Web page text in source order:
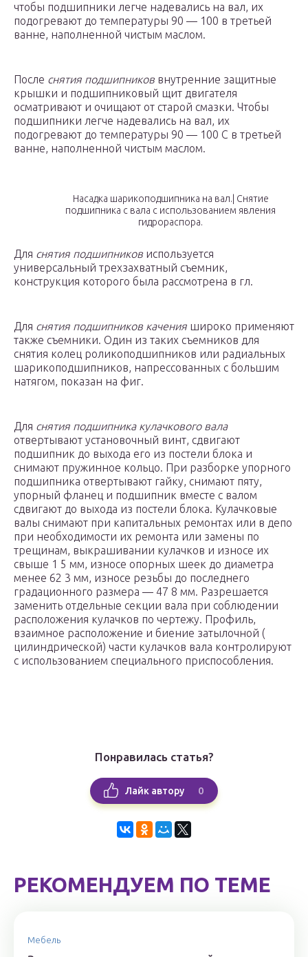
чтобы подшипники легче надевались на вал, их
подогревают до температуры 90 — 100 в третьей
ванне, наполненной чистым маслом.
После снятия подшипников внутренние защитные
крышки и подшипниковый щит двигателя
осматривают и очищают от старой смазки. Чтобы
подшипники легче надевались на вал, их
подогревают до температуры 90 — 100 С в третьей
ванне, наполненной чистым маслом.
Насадка шарикоподшипника на вал.| Снятие
подшипника с вала с использованием явления
гидрораспора.
Для снятия подшипников используется
универсальный трехзахватный съемник,
конструкция которого была рассмотрена в гл.
Для снятия подшипников качения широко применяют
также съемники. Один из таких съемников для
снятия колец роликоподшипников или радиальных
шарикоподшипников, напрессованных с большим
натягом, показан на фиг.
Для снятия подшипника кулачкового вала
отвертывают установочный винт, сдвигают
подшипник до выхода его из постели блока и
снимают пружинное кольцо. При разборке упорного
подшипника отвертывают гайку, снимают пяту,
упорный фланец и подшипник вместе с валом
сдвигают до выхода из постели блока. Кулачковые
валы снимают при капитальных ремонтах или в депо
при необходимости их ремонта или замены по
трещинам, выкрашивании кулачков и износе их
свыше 1 5 мм, износе опорных шеек до диаметра
менее 62 3 мм, износе резьбы до последнего
градационного размера — 47 8 мм. Разрешается
заменить отдельные секции вала при соблюдении
расположения кулачков по чертежу. Профиль,
взаимное расположение и биение затылочной (
цилиндрической) части кулачков вала контролируют
с использованием специального приспособления.
Понравилась статья?
Лайк автору 0
РЕКОМЕНДУЕМ ПО ТЕМЕ
Мебель